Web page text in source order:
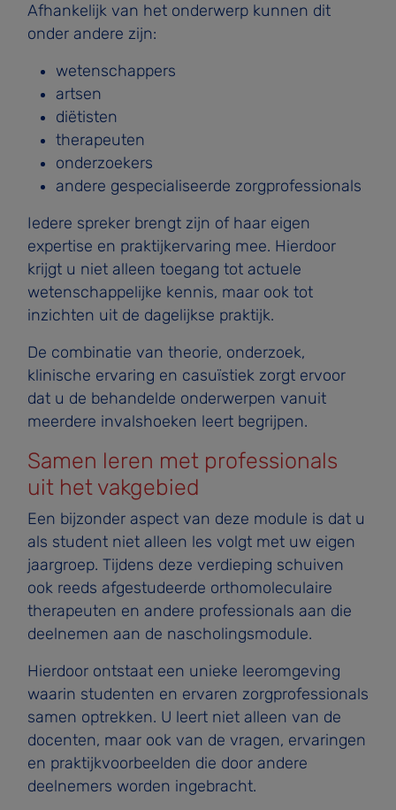
Afhankelijk van het onderwerp kunnen dit
onder andere zijn:
wetenschappers
artsen
diëtisten
therapeuten
onderzoekers
andere gespecialiseerde zorgprofessionals
Iedere spreker brengt zijn of haar eigen
expertise en praktijkervaring mee. Hierdoor
krijgt u niet alleen toegang tot actuele
wetenschappelijke kennis, maar ook tot
inzichten uit de dagelijkse praktijk.
De combinatie van theorie, onderzoek,
klinische ervaring en casuïstiek zorgt ervoor
dat u de behandelde onderwerpen vanuit
meerdere invalshoeken leert begrijpen.
Samen leren met professionals
uit het vakgebied
Een bijzonder aspect van deze module is dat u
als student niet alleen les volgt met uw eigen
jaargroep. Tijdens deze verdieping schuiven
ook reeds afgestudeerde orthomoleculaire
therapeuten en andere professionals aan die
deelnemen aan de nascholingsmodule.
Hierdoor ontstaat een unieke leeromgeving
waarin studenten en ervaren zorgprofessionals
samen optrekken. U leert niet alleen van de
docenten, maar ook van de vragen, ervaringen
en praktijkvoorbeelden die door andere
deelnemers worden ingebracht.